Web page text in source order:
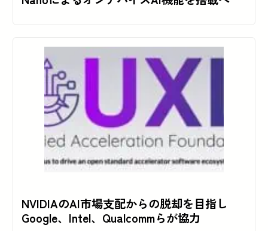
NVIDIAのAI市場支配からの脱却を目指し
Google、Intel、Qualcommらが協力